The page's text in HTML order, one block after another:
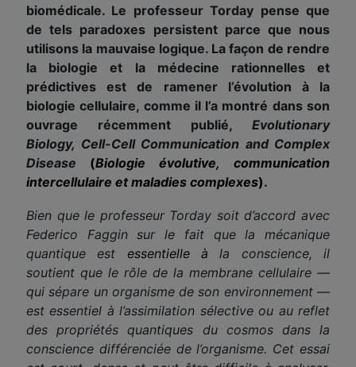
biomédicale. Le professeur Torday pense que
de tels paradoxes persistent parce que nous
utilisons la mauvaise logique. La façon de rendre
la biologie et la médecine rationnelles et
prédictives est de ramener l’évolution à la
biologie cellulaire, comme il l’a montré dans son
ouvrage récemment publié, Evolutionary
Biology, Cell-Cell Communication and Complex
Disease
(Biologie évolutive, communication
intercellulaire et maladies complexes).
Bien que le professeur Torday soit d’accord avec
Federico Faggin sur le fait que la mécanique
quantique est essentielle à la conscience, il
soutient que le rôle de la membrane cellulaire —
qui sépare un organisme de son environnement —
est essentiel à l’assimilation sélective ou au reflet
des propriétés quantiques du cosmos dans la
conscience différenciée de l’organisme. Cet essai